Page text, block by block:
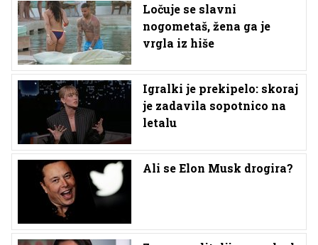
Ločuje se slavni
nogometaš, žena ga je
vrgla iz hiše
Igralki je prekipelo: skoraj
je zadavila sopotnico na
letalu
Ali se Elon Musk drogira?